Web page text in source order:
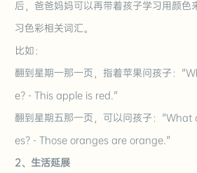
后，爸爸妈妈可以再带着孩子学习用颜色
习色彩相关词汇。
比如：
翻到星期一那一页，指着苹果问孩子：
e? - Thisappleis red."
翻到星期五那一页，可以问孩子：
es?- Those oranges areorange."
2、生活延展